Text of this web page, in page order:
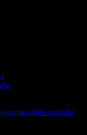
szolgálat